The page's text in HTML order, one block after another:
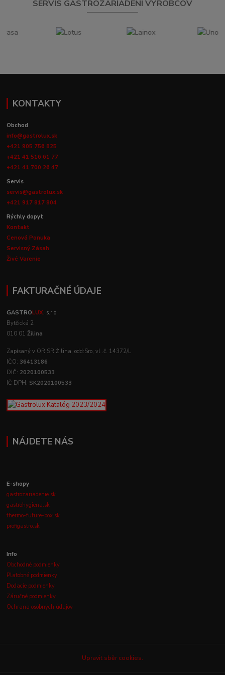
SERVIS GASTROZARIADENÍ VÝROBCOV
KONTAKTY
Obchod
info@gastrolux.sk
+421 905 756 825
+421 41 516 61 77
+421 41 700 26 47
Servis
servis@gastrolux.sk
+421 917 817 804
Rýchly dopyt
Kontakt
Cenová Ponuka
Servisný Zásah
Živé Varenie
FAKTURAČNÉ ÚDAJE
GASTROLUX, s.r.o.
Bytčická 2
010 01Žilina
Zapísaný v OR SR Žilina, odd:Sro, vl .č. 14372/L
IČO: 36413186
DIČ: 2020100533
IČ DPH: SK2020100533
NÁJDETE NÁS
E-shopy
gastrozariadenie.sk
gastrohygiena.sk
thermo-future-box.sk
profigastro.sk
Info
Obchodné podmienky
Platobné podmienky
Dodacie podmienky
Záručné podmienky
Ochrana osobných údajov
Upravit sběr cookies.